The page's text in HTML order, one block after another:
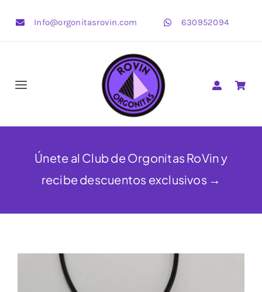
Info@orgonitasrovin.com 630952094
Toggle
Corazones
Shungita
Únete al Club de Orgonitas RoVin y
recibe descuentos exclusivos →